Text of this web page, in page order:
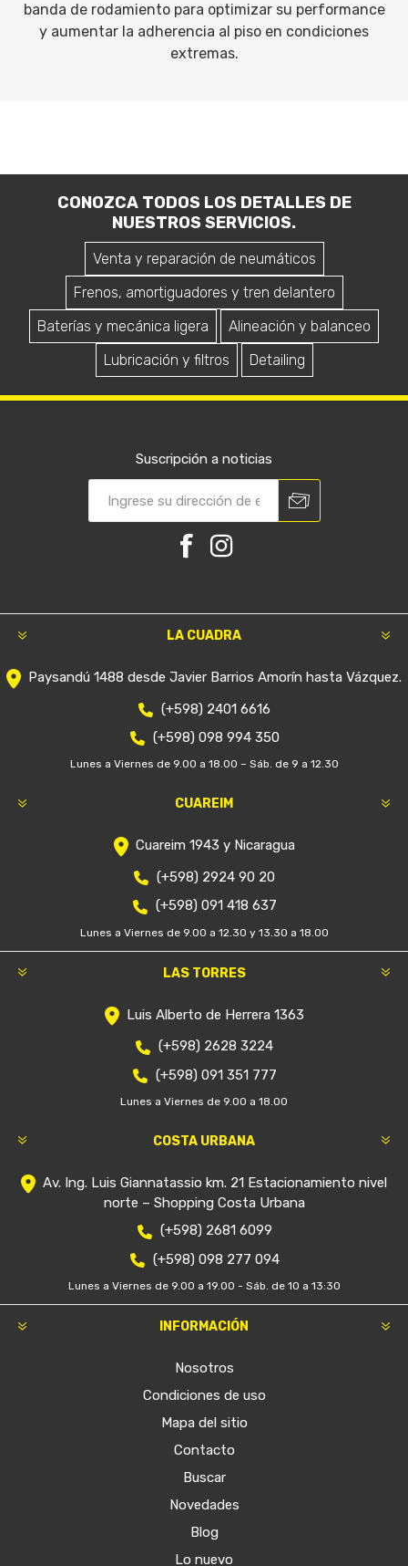
banda de rodamiento para optimizar su performance
y aumentar la adherencia al piso en condiciones
extremas.
CONOZCA TODOS LOS DETALLES DE
NUESTROS SERVICIOS.
Venta y reparación de neumáticos
Frenos, amortiguadores y tren delantero
Baterías y mecánica ligera
Alineación y balanceo
Lubricación y filtros
Detailing
Suscripción a noticias
LA CUADRA
Paysandú 1488 desde Javier Barrios Amorín hasta Vázquez.
(+598) 2401 6616
(+598) 098 994 350
Lunes a Viernes de 9.00 a 18.00 – Sáb. de 9 a 12.30
CUAREIM
Cuareim 1943 y Nicaragua
(+598) 2924 90 20
(+598) 091 418 637
Lunes a Viernes de 9.00 a 12.30 y 13.30 a 18.00
LAS TORRES
Luis Alberto de Herrera 1363
(+598) 2628 3224
(+598) 091 351 777
Lunes a Viernes de 9.00 a 18.00
COSTA URBANA
Av. Ing. Luis Giannatassio km. 21 Estacionamiento nivel
norte – Shopping Costa Urbana
(+598) 2681 6099
(+598) 098 277 094
Lunes a Viernes de 9.00 a 19.00 - Sáb. de 10 a 13:30
INFORMACIÓN
Nosotros
Condiciones de uso
Mapa del sitio
Contacto
Buscar
Novedades
Blog
Lo nuevo